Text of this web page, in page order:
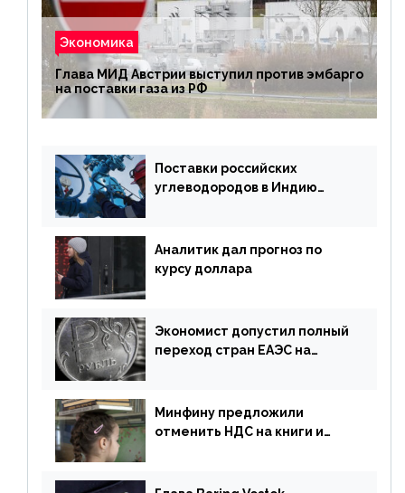
Экономика
Глава МИД Австрии выступил против эмбарго
на поставки газа из РФ
Поставки российских
углеводородов в Индию
Аналитик дал прогноз по
курсу доллара
Экономист допустил полный
переход стран ЕАЭС на
Минфину предложили
отменить НДС на книги и